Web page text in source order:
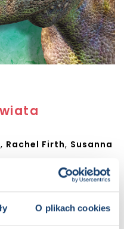
O plikach cookies
, Rachel Firth, Susanna